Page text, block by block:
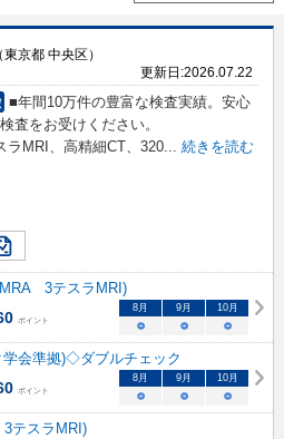
東京都 中央区）
更新日:2026.07.22
■年間10万件の豊富な検査実績。安心
査をお受けください。
ラMRI、高精細CT、320... 続きを読む
3テスラMRI)
ポイント
8月 9月 10月
○ ○ ○
会準拠)◇ダブルチェック
ポイント
8月 9月 10月
○ ○ ○
テスラMRI)